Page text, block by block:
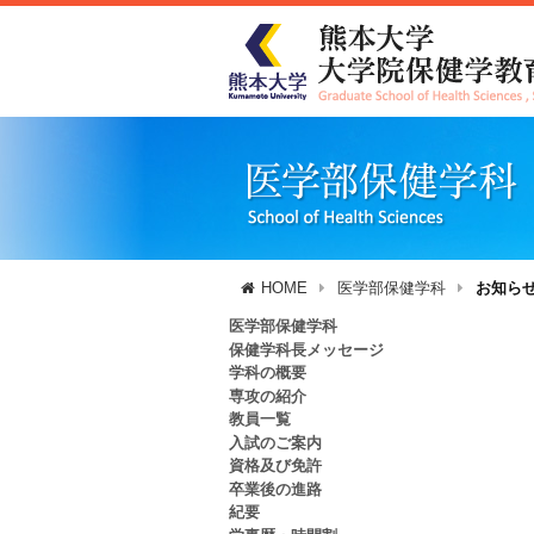
HOME 医学部保健学科 お知ら
医学部保健学科
保健学科長メッセージ
学科の概要
専攻の紹介
教員一覧
入試のご案内
資格及び免許
卒業後の進路
紀要